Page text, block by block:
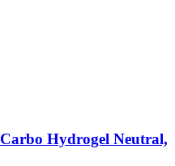
Carbo Hydrogel Neutral,